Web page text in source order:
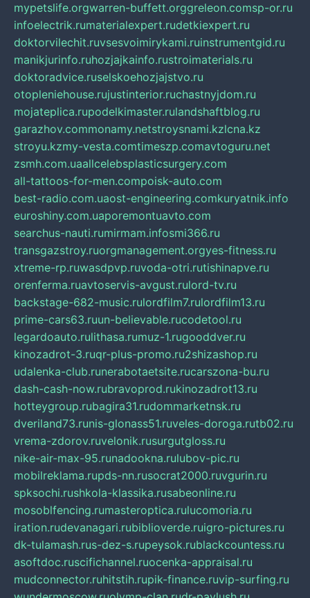
mypetslife.orgwarren-buffett.orggreleon.comsp-or.ru
infoelectrik.rumaterialexpert.rudetkiexpert.ru
doktorvilechit.ruvsesvoimirykami.ruinstrumentgid.ru
manikjurinfo.ruhozjajkainfo.rustroimaterials.ru
doktoradvice.ruselskoehozjajstvo.ru
otopleniehouse.rujustinterior.ruchastnyjdom.ru
mojateplica.rupodelkimaster.rulandshaftblog.ru
garazhov.commonamy.netstroysnami.kzlcna.kz
stroyu.kzmy-vesta.comtimeszp.comavtoguru.net
zsmh.com.uaallcelebsplasticsurgery.com
all-tattoos-for-men.compoisk-auto.com
best-radio.com.uaost-engineering.comkuryatnik.info
euroshiny.com.uaporemontuavto.com
searchus-nauti.rumirmam.infosmi366.ru
transgazstroy.ruorgmanagement.orgyes-fitness.ru
xtreme-rp.ruwasdpvp.ruvoda-otri.rutishinapve.ru
orenferma.ruavtoservis-avgust.rulord-tv.ru
backstage-682-music.rulordfilm7.rulordfilm13.ru
prime-cars63.ruun-believable.rucodetool.ru
legardoauto.rulithasa.rumuz-1.rugooddver.ru
kinozadrot-3.ruqr-plus-promo.ru2shizashop.ru
udalenka-club.runerabotaetsite.rucarszona-bu.ru
dash-cash-now.rubravoprod.rukinozadrot13.ru
hotteygroup.rubagira31.rudommarketnsk.ru
dveriland73.runis-glonass51.ruveles-doroga.rutb02.ru
vrema-zdorov.ruvelonik.rusurgutgloss.ru
nike-air-max-95.runadookna.rulubov-pic.ru
mobilreklama.rupds-nn.rusocrat2000.ruvgurin.ru
spksochi.rushkola-klassika.rusabeonline.ru
mosoblfencing.rumasteroptica.rulucomoria.ru
iration.rudevanagari.rubiblioverde.ruigro-pictures.ru
dk-tulamash.rus-dez-s.rupeysok.rublackcountess.ru
asoftdoc.ruscifichannel.ruocenka-appraisal.ru
mudconnector.ruhitstih.rupik-finance.ruvip-surfing.ru